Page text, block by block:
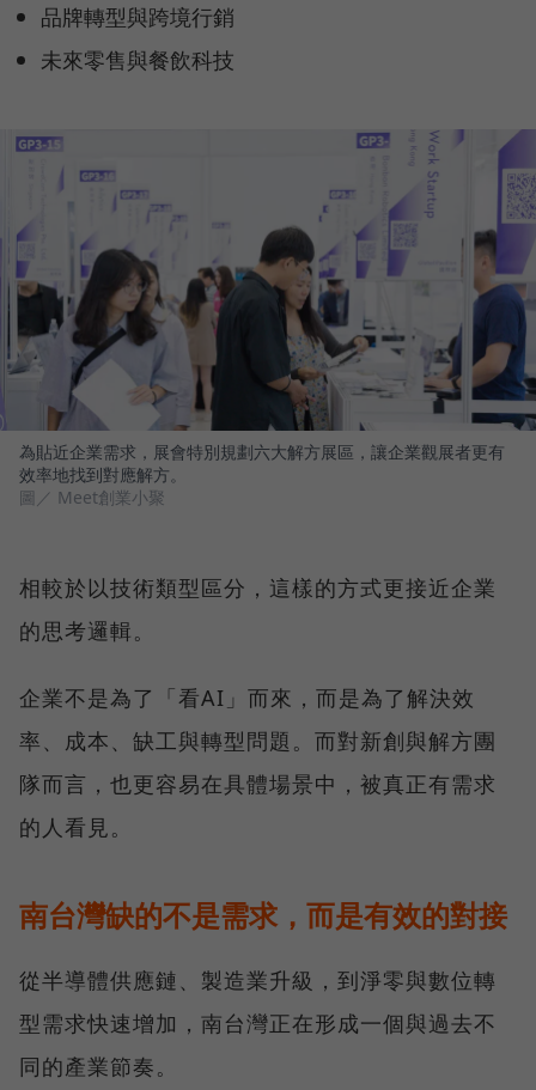
品牌轉型與跨境行銷
未來零售與餐飲科技
為貼近企業需求，展會特別規劃六大解方展區，讓企業觀展者更有
效率地找到對應解方。
圖／ Meet創業小聚
相較於以技術類型區分，這樣的方式更接近企業
的思考邏輯。
企業不是為了「看AI」而來，而是為了解決效
率、成本、缺工與轉型問題。而對新創與解方團
隊而言，也更容易在具體場景中，被真正有需求
的人看見。
南台灣缺的不是需求，而是有效的對接
從半導體供應鏈、製造業升級，到淨零與數位轉
型需求快速增加，南台灣正在形成一個與過去不
同的產業節奏。